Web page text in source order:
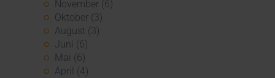
November (6)
Oktober (3)
August (3)
Juni (6)
Mai (6)
April (4)